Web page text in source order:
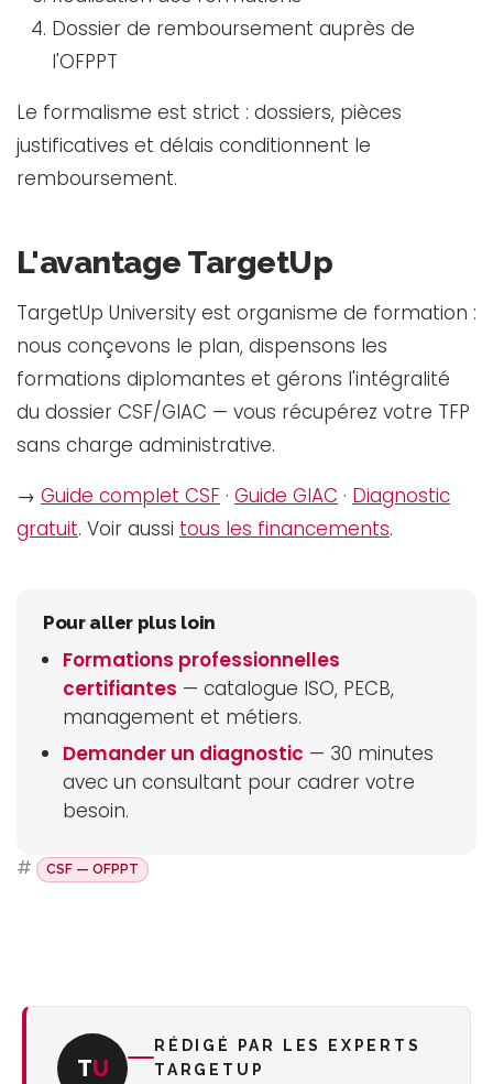
Dossier de remboursement auprès de
l'OFPPT
Le formalisme est strict : dossiers, pièces
justificatives et délais conditionnent le
remboursement.
L'avantage TargetUp
TargetUp University est organisme de formation :
nous conçevons le plan, dispensons les
formations diplomantes et gérons l'intégralité
du dossier CSF/GIAC — vous récupérez votre TFP
sans charge administrative.
→ Guide complet CSF · Guide GIAC · Diagnostic
gratuit. Voir aussi tous les financements.
Pour aller plus loin
Formations professionnelles
certifiantes — catalogue ISO, PECB,
management et métiers.
Demander un diagnostic — 30 minutes
avec un consultant pour cadrer votre
besoin.
# CSF — OFPPT
TU
RÉDIGÉ PAR LES EXPERTS
TARGETUP